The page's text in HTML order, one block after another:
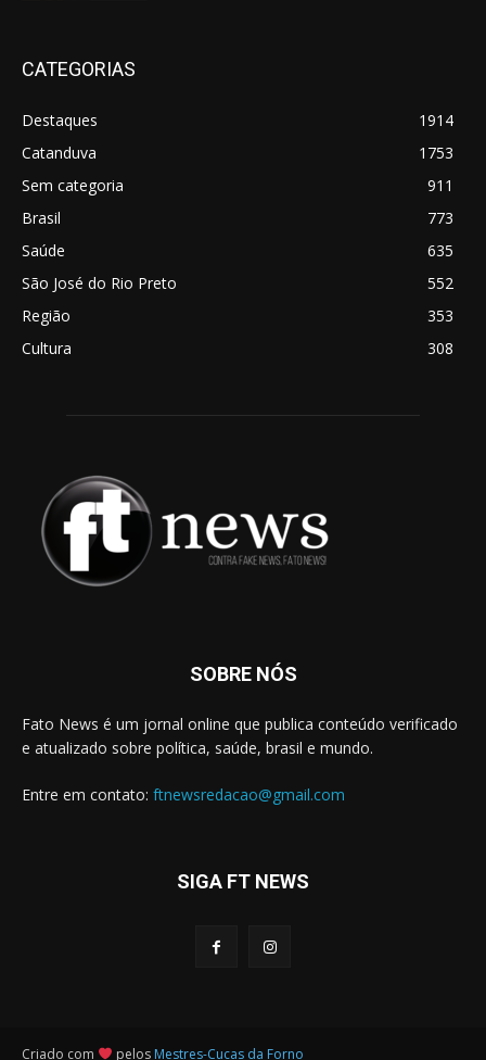
CATEGORIAS
Destaques
1914
Catanduva
1753
Sem categoria
911
Brasil
773
Saúde
635
São José do Rio Preto
552
Região
353
Cultura
308
SOBRE NÓS
Fato News é um jornal online que publica conteúdo verificado
e atualizado sobre política, saúde, brasil e mundo.
Entre em contato: ftnewsredacao@gmail.com
SIGA FT NEWS
Criado com pelos Mestres-Cucas da Forno